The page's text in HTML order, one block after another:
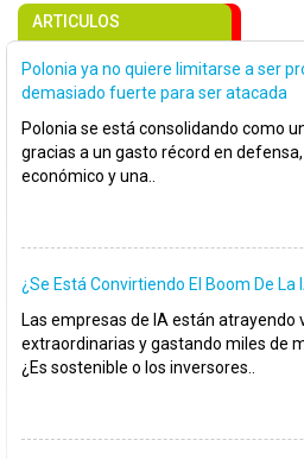
ARTICULOS
Polonia ya no quiere limitarse a ser
demasiado fuerte para ser atacada
Polonia se está consolidando como
gracias a un gasto récord en
económico y una..
¿Se Está Convirtiendo El Boom De La
Las empresas de IA están atrayendo
extraordinarias y gastando miles de
¿Es sostenible o los inversores..